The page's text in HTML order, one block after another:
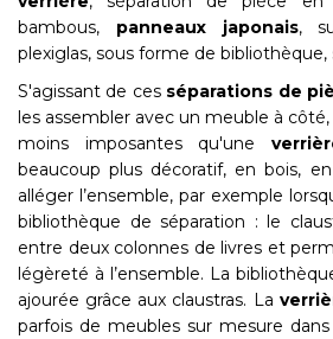
bambous, panneaux japonais,
plexiglas, sous forme de bibliothèque,
S'agissant de ces séparations de
les assembler avec un meuble à
moins imposantes qu'une
beaucoup plus décoratif, en bois,
alléger l’ensemble, par exemple
bibliothèque de séparation : le
entre deux colonnes de livres et
légèreté à l’ensemble. La
ajourée grâce aux claustras. La
parfois de meubles sur mesure